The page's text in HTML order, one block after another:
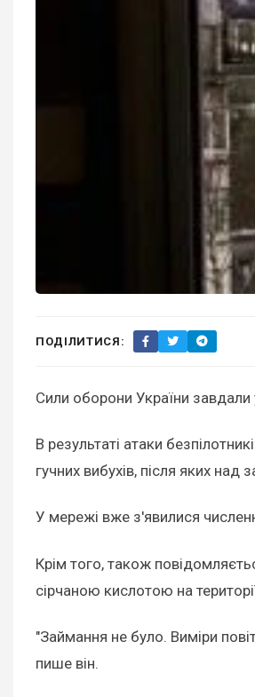
ПОДІЛИТИСЯ:
Сили оборони України
В результаті атаки
гучних вибухів, після яких
У мережі вже з'явилися
Крім того, також
сірчаною кислотою на
"Займання не було. Виміри
пише він.